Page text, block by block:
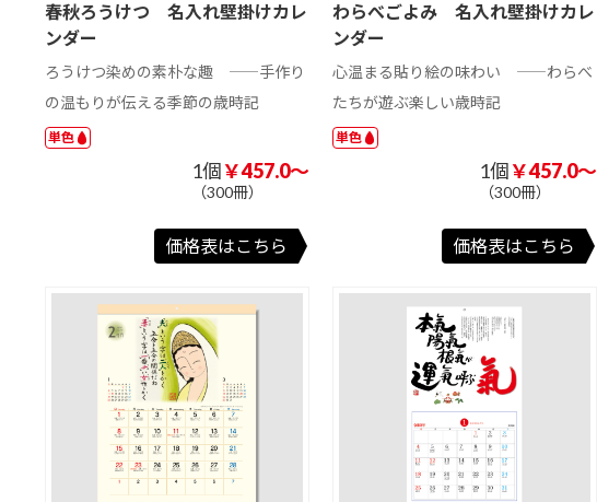
レギュラー コンパクト ジャンボ 縦長
メール便・各封
筒で送れる
日付大きい 前後月あり 六曜表示なし
2か月表示 3か月表示
101 ～ 200 円 301 ～ 400 円 401 ～ 500 円
小さめ 普通 大きめ 横長 その他
CDケース
ペーパースタン
ド
木製スタンド
吊り金具付き 2か月表示 3か月表示
エコ卓上カレン
フルカラー名入
れ
101 ～ 200 円 301 ～ 400 円 401 ～ 500 円
涼感・冷感タオ
ル
アイスおしぼり
ボディーシー
アイスネックリ
ハンディファ
その他
101 ～ 200 円 201 ～ 300 円 401 ～ 500 円
ハンカチ・タオ
クッション
ジ
その他
101 ～ 200 円 301 ～ 400 円 401 ～ 500 円
ジ
101 ～ 200 円 401 ～ 500 円
傘カバー・雨具
春秋ろうけつ 名入れ壁掛けカレ
ンダー
ろうけつ染めの素朴な趣 ――手作り
の温もりが伝える季節の歳時記
単色
1個￥457.0～
（300冊）
価格表はこちら
わらべごよみ 名入れ壁掛けカレ
ンダー
心温まる貼り絵の味わい ――わらべ
たちが遊ぶ楽しい歳時記
単色
1個￥457.0～
（300冊）
価格表はこちら